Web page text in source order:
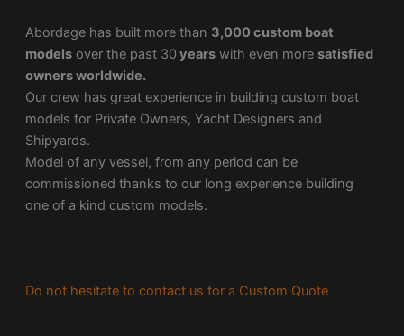
Abordage has built more than 3,000 custom boat
modelsover the past 30 yearswith even more satisfied
owners worldwide.
Our crew has great experience in building custom boat
models for Private Owners, Yacht Designers and
Shipyards.
Model of any vessel, from any period can be
commissioned thanks to our long experience building
one of a kind custom models.
Do not hesitate to contact us for a Custom Quote